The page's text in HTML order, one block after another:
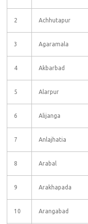
2 Achhutapur
3 Agaramala
4 Akbarbad
5 Alarpur
6 Alijanga
7 Anlajhatia
8 Arabal
9 Arakhapada
10 Arangabad